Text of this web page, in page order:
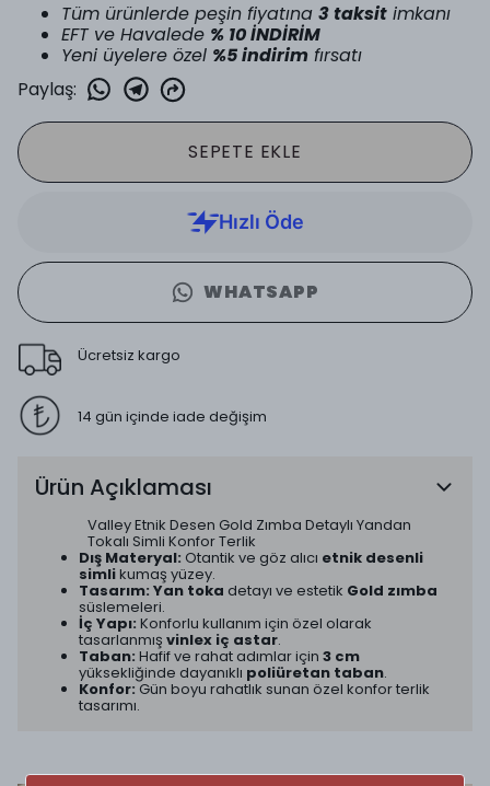
Tüm ürünlerde peşin fiyatına 3 taksit imkanı
EFT ve Havalede % 10 İNDİRİM
Yeni üyelere özel %5 indirim fırsatı
Paylaş:
SEPETE EKLE
WHATSAPP
Ücretsiz kargo
14 gün içinde iade değişim
Ürün Açıklaması
Valley Etnik Desen Gold Zımba Detaylı Yandan
Tokalı Simli Konfor Terlik
Dış Materyal: Otantik ve göz alıcı etnik desenli
simlikumaş yüzey.
Tasarım: Yan toka detayı ve estetik Gold zımba
süslemeleri.
İç Yapı: Konforlu kullanım için özel olarak
tasarlanmış vinlex iç astar.
Taban: Hafif ve rahat adımlar için 3 cm
yüksekliğinde dayanıklı poliüretan taban.
Konfor:Gün boyu rahatlık sunan özel konfor terlik
tasarımı.